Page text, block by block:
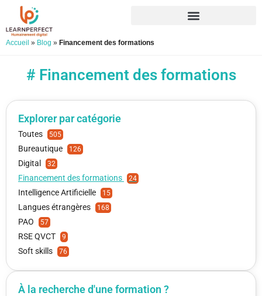
Accueil » Blog » Financement des formations
# Financement des formations
Explorer par catégorie
Toutes 505
Bureautique 126
Digital 32
Financement des formations 24
Intelligence Artificielle 15
Langues étrangères 168
PAO 57
RSE QVCT 9
Soft skills 76
À la recherche d'une formation ?